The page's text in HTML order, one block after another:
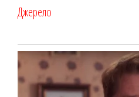
Джерело